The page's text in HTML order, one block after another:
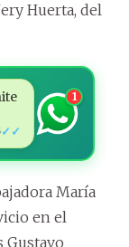
Huerta, del
✓✓
1
María
en el
Gustavo